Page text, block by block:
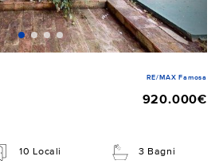
RE/MAX Famosa
920.000€
10 Locali 3 Bagni